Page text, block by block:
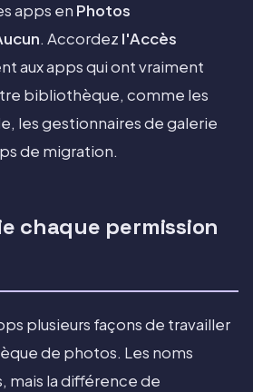
apps en Photos
. Accordez l'Accès
aux apps qui ont vraiment
bibliothèque, comme les
les gestionnaires de galerie
de migration.
chaque permission
plusieurs façons de travailler
de photos. Les noms
mais la différence de